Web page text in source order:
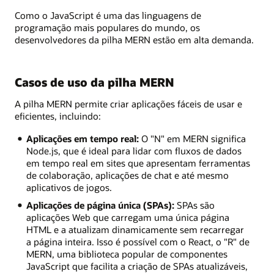
Como o JavaScript é uma das linguagens de
programação mais populares do mundo, os
desenvolvedores da pilha MERN estão em alta demanda.
Casos de uso da pilha MERN
A pilha MERN permite criar aplicações fáceis de usar e
eficientes, incluindo:
Aplicações em tempo real:O "N" em MERN significa
Node.js, que é ideal para lidar com fluxos de dados
em tempo real em sites que apresentam ferramentas
de colaboração, aplicações de chat e até mesmo
aplicativos de jogos.
Aplicações de página única (SPAs):SPAs são
aplicações Web que carregam uma única página
HTML e a atualizam dinamicamente sem recarregar
a página inteira. Isso é possível com o React, o "R" de
MERN, uma biblioteca popular de componentes
JavaScript que facilita a criação de SPAs atualizáveis,